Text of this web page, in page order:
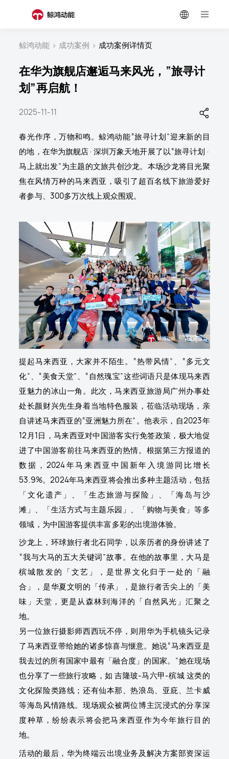
鲸鸿动能 > 成功案例 > 成功案例详情页
在华为旗舰店邂逅马来风光，“旅寻计
划”再启航！
2025-11-11
春光作序，万物和鸣。鲸鸿动能“旅寻计划”迎来新的目
的地，在华为旗舰店·深圳万象天地开展了以“旅寻计划·
马上就出发”为主题的文旅共创沙龙。本场沙龙将目光聚
焦在风情万种的马来西亚，吸引了超百名线下旅游爱好
者参与、300多万次线上观众围观。
提起马来西亚，大家并不陌生。“热带风情”、“多元文
化”、“美食天堂”、“自然瑰宝”这些词语只是体现马来西
亚魅力的冰山一角。此次，马来西亚旅游局广州办事处
处长颜财兴先生身着当地特色服装，莅临活动现场，亲
自讲述马来西亚的“亚洲魅力所在”。他表示，自2023年
12月1日，马来西亚对中国游客实行免签政策，极大地促
进了中国游客前往马来西亚的热情。根据第三方报道的
数据，2024年马来西亚中国新年入境游同比增长
53.9%。2024年马来西亚将会推出多种主题活动，包括
「文化遗产」、「生态旅游与探险」、「海岛与沙
滩」、「生活方式与主题乐园」、「购物与美食」等多
领域，为中国游客提供丰富多彩的出境游体验。
沙龙上，环球旅行者北石同学，以亲历者的身份讲述了
“我与大马的五大关键词”故事。在他的故事里，大马是
槟城散发的「文艺」，是世界文化归于一处的「融
合」，是华夏文明的「传承」，是旅行者舌尖上的「美
味」天堂，更是从森林到海洋的「自然风光」汇聚之
地。
另一位旅行摄影师西西玩不停，则用华为手机镜头记录
了马来西亚带给她的诸多惊喜与惬意。她说“马来西亚是
我去过的所有国家中最有「融合度」的国家。”她在现场
也分享了一些旅行攻略，如 吉隆玻-马六甲-槟城 这类的
文化探险类路线；还有仙本那、热浪岛、亚庇、兰卡威
等海岛风情路线。现场观众被两位博主沉浸式的分享深
度种草，纷纷表示将会把马来西亚作为今年旅行目的
地。
活动的最后，华为终端云出境业务及解决方案部资深运